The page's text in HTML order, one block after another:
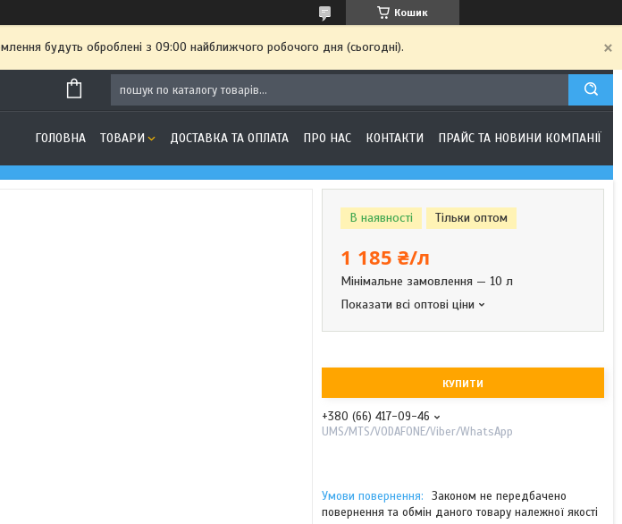
Кошик
будуть оброблені з 09:00 найближчого робочого дня (сьогодні).
ГОЛОВНА ТОВАРИ ДОСТАВКА ТА ОПЛАТА ПРО НАС КОНТАКТИ ПРАЙС ТА НОВИНИ КОМПАНІЇ
В наявності Тільки оптом
1 185 ₴/л
Мінімальне замовлення — 10 л
Показати всі оптові ціни
КУПИТИ
+380 (66) 417-09-46
UMS/MTS/VODAFONE/Viber/WhatsApp
Законом не передбачено
повернення та обмін даного товару належної якості